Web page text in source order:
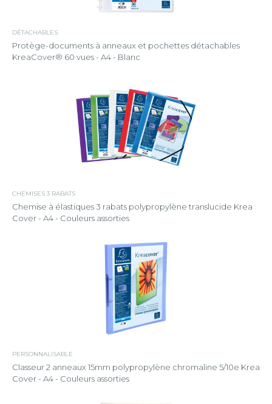
DÉTACHABLES
Protège-documents à anneaux et pochettes détachables
KreaCover® 60 vues - A4 - Blanc
CHEMISES 3 RABATS
Chemise à élastiques 3 rabats polypropylène translucide Krea
Cover - A4 - Couleurs assorties
PERSONNALISABLE
Classeur 2 anneaux 15mm polypropylène chromaline 5/10e Krea
Cover - A4 - Couleurs assorties